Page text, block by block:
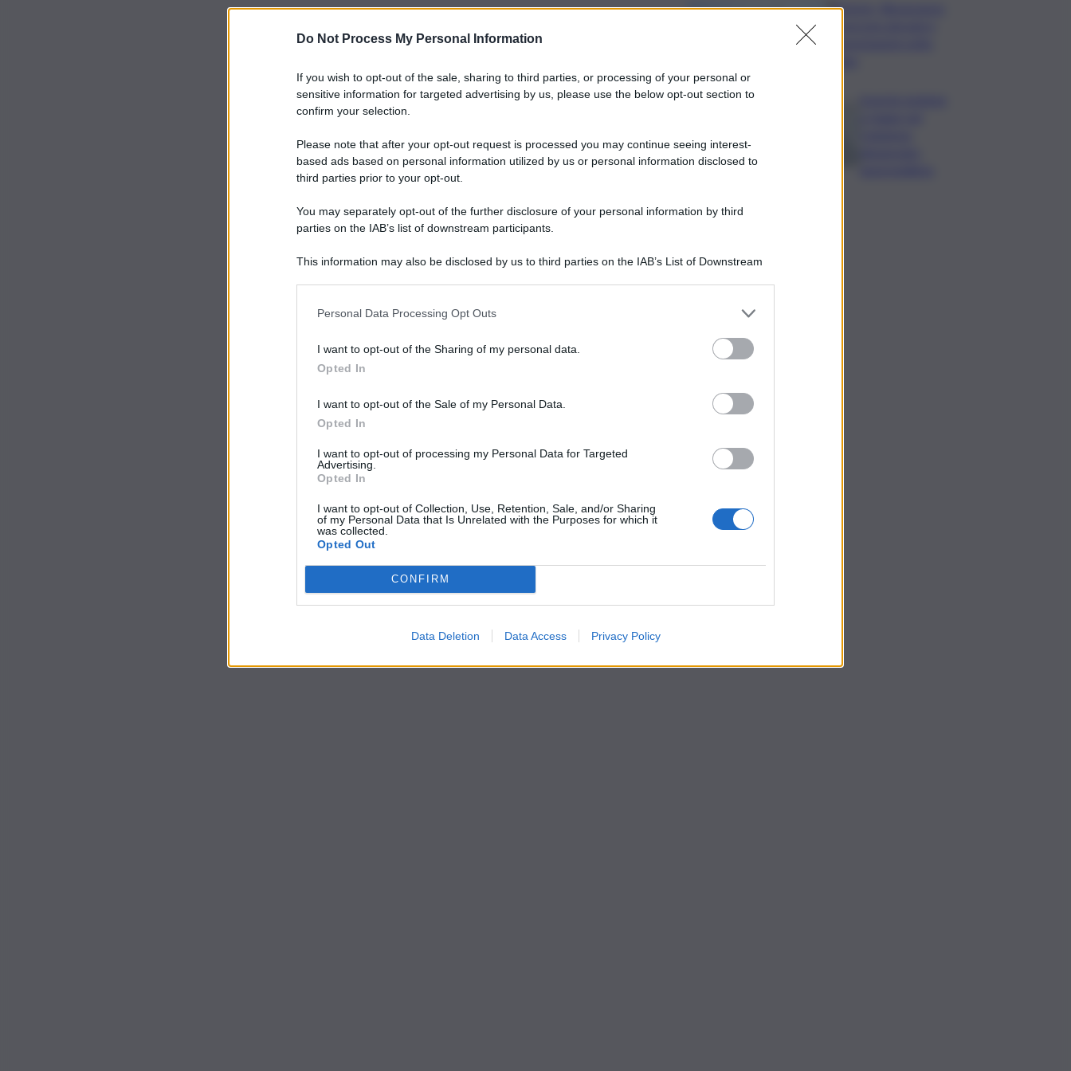
Do Not Process My Personal Information
If you wish to opt-out of the sale, sharing to third parties, or processing of your personal or
sensitive information for targeted advertising by us, please use the below opt-out section to
confirm your selection.
Please note that after your opt-out request is processed you may continue seeing interest-
based ads based on personal information utilized by us or personal information disclosed to
third parties prior to your opt-out.
You may separately opt-out of the further disclosure of your personal information by third
parties on the IAB’s list of downstream participants.
This information may also be disclosed by us to third parties on the IAB’s List of Downstream
Personal Data Processing Opt Outs
I want to opt-out of the Sharing of my personal data.
Opted In
I want to opt-out of the Sale of my Personal Data.
Opted In
I want to opt-out of processing my Personal Data for Targeted
Advertising.
Opted In
I want to opt-out of Collection, Use, Retention, Sale, and/or Sharing
of my Personal Data that Is Unrelated with the Purposes for which it
was collected.
Opted Out
CONFIRM
Data Deletion Data Access Privacy Policy
Turismo, Bluvacanze: